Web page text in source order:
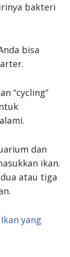
bakteri
bisa
“cycling”
dan
ikan.
atau tiga
yang